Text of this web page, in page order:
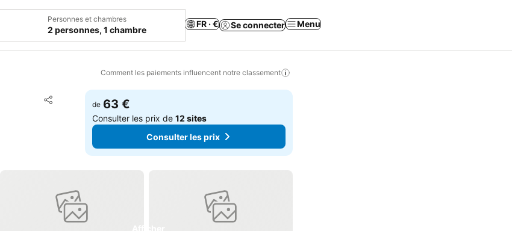
Personnes et chambres
2 personnes, 1 chambre
FR · € Se connecter Menu
Comment les paiements influencent notre classement
Partager
Ajouter à mes favoris
de 63 €
Consulter les prix de12 sites
Consulter les prix